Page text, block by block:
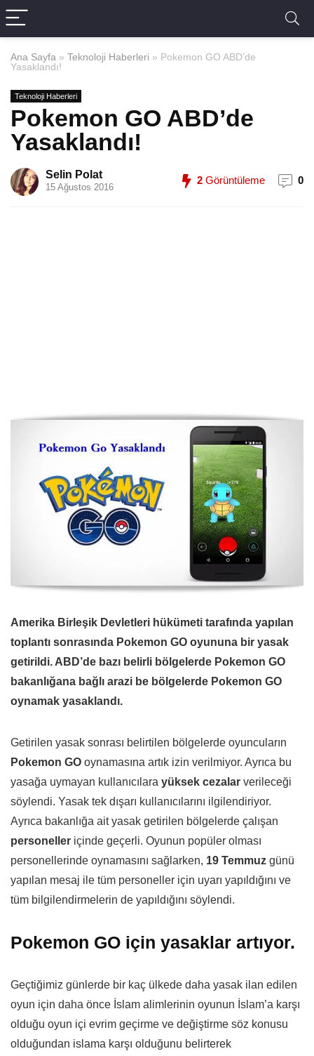
Ana Sayfa » Teknoloji Haberleri » Pokemon GO ABD’de
Yasaklandı!
Teknoloji Haberleri
Pokemon GO ABD’de
Yasaklandı!
Selin Polat
15 Ağustos 2016
2 Görüntüleme 0
Amerika Birleşik Devletleri hükümeti tarafında yapılan
toplantı sonrasında Pokemon GO oyununa bir yasak
getirildi. ABD’de bazı belirli bölgelerde Pokemon GO
bakanlığana bağlı arazi be bölgelerde Pokemon GO
oynamak yasaklandı.
Getirilen yasak sonrası belirtilen bölgelerde oyuncuların
Pokemon GO oynamasına artık izin verilmiyor. Ayrıca bu
yasağa uymayan kullanıcılara yüksek cezalar verileceği
söylendi. Yasak tek dışarı kullanıcılarını ilgilendiriyor.
Ayrıca bakanlığa ait yasak getirilen bölgelerde çalışan
personeller içinde geçerli. Oyunun popüler olması
personellerinde oynamasını sağlarken, 19 Temmuz günü
yapılan mesaj ile tüm personeller için uyarı yapıldığını ve
tüm bilgilendirmelerin de yapıldığını söylendi.
Pokemon GO için yasaklar artıyor.
Geçtiğimiz günlerde bir kaç ülkede daha yasak ilan edilen
oyun için daha önce İslam alimlerinin oyunun İslam’a karşı
olduğu oyun içi evrim geçirme ve değiştirme söz konusu
olduğundan islama karşı olduğunu belirterek